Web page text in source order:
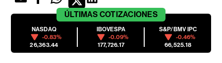
ÚLTIMAS COTIZACIONES
NASDAQ
-0.83%
26,363.44
IBOVESPA
-0.09%
177,726.17
S&P/BMV IPC
-0.46%
66,525.18